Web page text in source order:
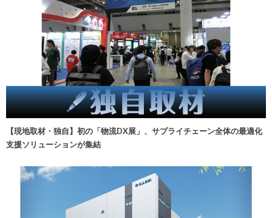
【現地取材・独自】初の「物流DX展」、サプライチェーン全体の最適化
支援ソリューションが集結